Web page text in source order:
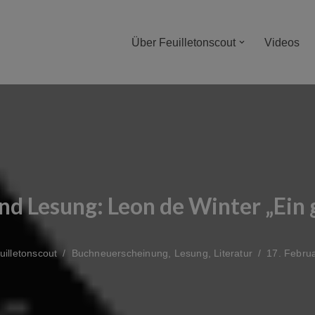
Über Feuilletonscout Videos
Lesung: Leon de Winter „Ein
Buchneuerscheinung Lesung Literatur 17.